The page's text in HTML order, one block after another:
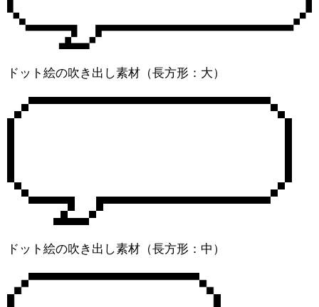
ドット絵の吹き出し素材（長方形：大）
ドット絵の吹き出し素材（長方形：中）